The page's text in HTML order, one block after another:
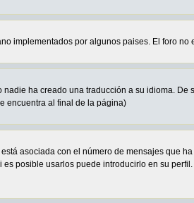
implementados por algunos paises. El foro
ha creado una traducción a su idioma.
encuentra al final de la página)
asociada con el número de mensajes que
posible usarlos puede introducirlo en su